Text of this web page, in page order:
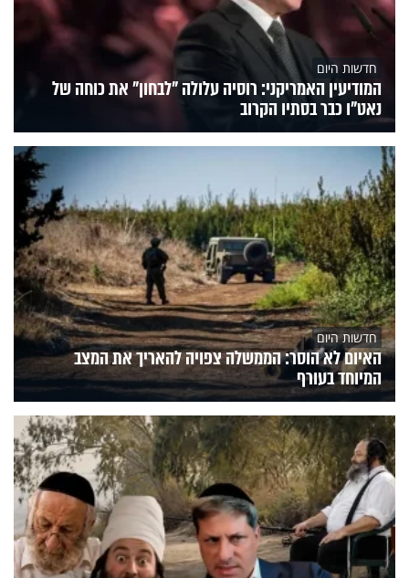
חדשות היום
המודיעין האמריקני: רוסיה עלולה "לבחון" את כוחה של
נאט"ו כבר בסתיו הקרוב
חדשות היום
האיום לא הוסר: הממשלה צפויה להאריך את המצב
המיוחד בעורף